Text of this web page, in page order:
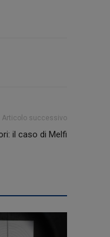
Articolo successivo
il caso di Melfi